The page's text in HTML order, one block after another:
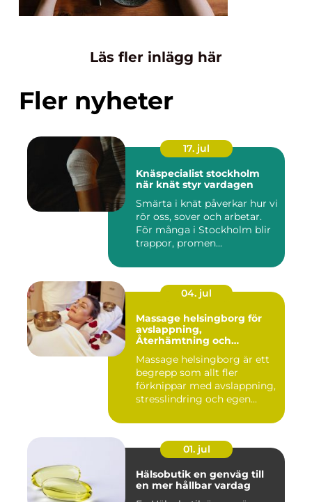
Läs fler inlägg här
Fler nyheter
17. jul
Knäspecialist stockholm
när knät styr vardagen
Smärta i knät påverkar hur vi
rör oss, sover och arbetar.
För många i Stockholm blir
trappor, promen...
04. jul
Massage helsingborg för
avslappning,
Återhämtning och
Massage helsingborg är ett
begrepp som allt fler
förknippar med avslappning,
stresslindring och egen...
01. jul
Hälsobutik en genväg till
en mer hållbar vardag